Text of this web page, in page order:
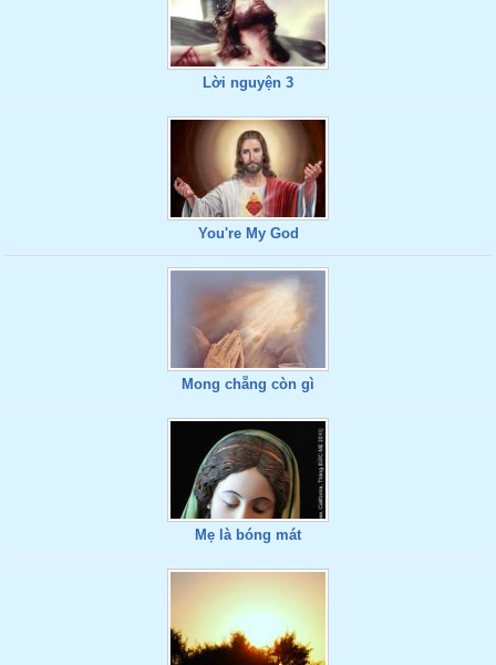
Lời nguyện 3
You're My God
Mong chẵng còn gì
Mẹ là bóng mát